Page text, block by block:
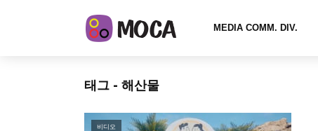
MEDIA COMM. DIV.
태그 - 해산물
비디오